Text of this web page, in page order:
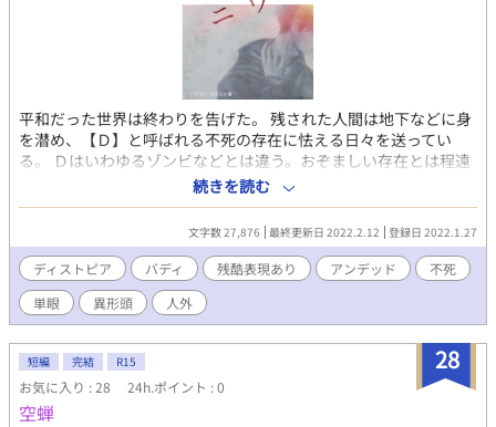
平和だった世界は終わりを告げた。 残された人間は地下などに身
を潜め、【Ｄ】と呼ばれる不死の存在に怯える日々を送ってい
る。 Ｄはいわゆるゾンビなどとは違う。おぞましい存在とは程遠
い美しく儚い外見を持っており、何故か皆似通っていた。 崩壊後
の世界でＤによって視力を喪失し、代わりに機械の単眼（モノア
イ）を持つ男・ミチルは、エキゾチックな雰囲気の色男・アサト
と二人で、Ｄから身を隠すように狭い地下コンテナに暮らしてい
る。 しかし冷凍され眠りに就いていたＤの生首が目を覚ましたの
がきっかけで、これまで過ごしていた日々に変化が訪れようとし
ていた。 ※生首表現等が苦手な方はご注意ください。 【登場人
物】 ミチル…主人公。機械の単眼（モノアイ）を持つ。貧弱な体
にコンプレックスを抱いている。拙い文章を趣味で書いている。
アサト…ミチルの相棒。エキゾチックな容姿を持つ色男。好戦的
かつ好色。30歳前後。
続きを読む
文字数 27,876 最終更新日 2022.2.12 登録日 2022.1.27
ディストピア バディ 残酷表現あり アンデッド
不死
単眼
異形頭 人外
28
短編 完結 R15
お気に入り : 28 24h.ポイント : 0
空蝉